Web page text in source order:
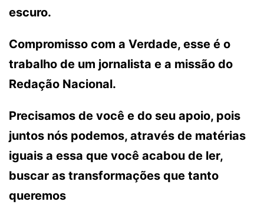
escuro.
Compromisso com a Verdade, esse é o
trabalho de um jornalista e a missão do
Redação Nacional.
Precisamos de você e do seu apoio, pois
juntos nós podemos, através de matérias
iguais a essa que você acabou de ler,
buscar as transformações que tanto
queremos